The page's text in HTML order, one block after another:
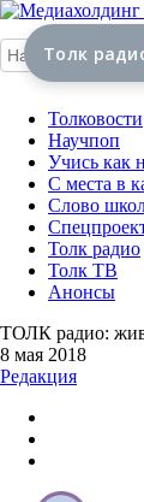
Толковости
Научпоп
Учись как
С места в
Слово
Толк радио
Толк ТВ
Анонсы
ТОЛК радио:
8 мая 2018
Редакция
Толк